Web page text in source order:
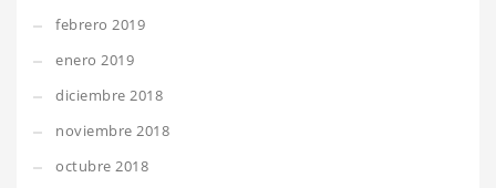
febrero 2019
enero 2019
diciembre 2018
noviembre 2018
octubre 2018